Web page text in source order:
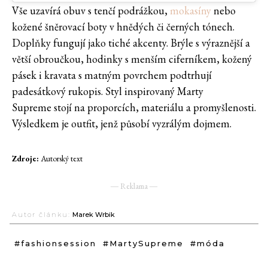
Vše uzavírá obuv s tenčí podrážkou, mokasínynebo
kožené šněrovací boty v hnědých či černých tónech.
Doplňky fungují jako tiché akcenty. Brýle s výraznější a
větší obroučkou, hodinky s menším ciferníkem, kožený
pásek i kravata s matným povrchem podtrhují
padesátkový rukopis. Styl inspirovaný Marty
Supreme stojí na proporcích, materiálu a promyšlenosti.
Výsledkem je outfit, jenž působí vyzrálým dojmem.
Zdroje: Autorský text
― Reklama ―
Autor článku: Marek Wrbik
#fashionsession #MartySupreme
#móda